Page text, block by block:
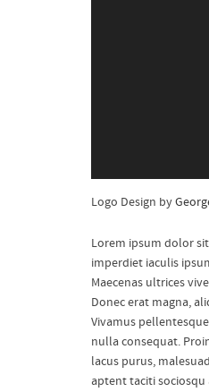
Logo Design by
Lorem ipsum dolor
imperdiet iaculis
Maecenas ultrices
Donec erat magna,
Vivamus
nulla consequat.
lacus purus,
aptent taciti